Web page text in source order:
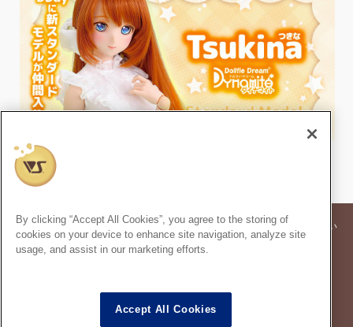
※記事内の価格表記は、掲載時点での消費税率に基づいた価格を表示してい
ます。
※このコンテンツ内の情報、画像の二次使用及び無断引用は禁止いたしま
スーパードルフィー
は株式会社ボークスの登録商標です。
ドルフィードリーム は株式会社ボークスの登録商標です。
By clicking “Accept All Cookies”, you agree to the storing of
cookies on your device to enhance site navigation, analyze site
usage, and assist in our marketing efforts.
Accept All Cookies